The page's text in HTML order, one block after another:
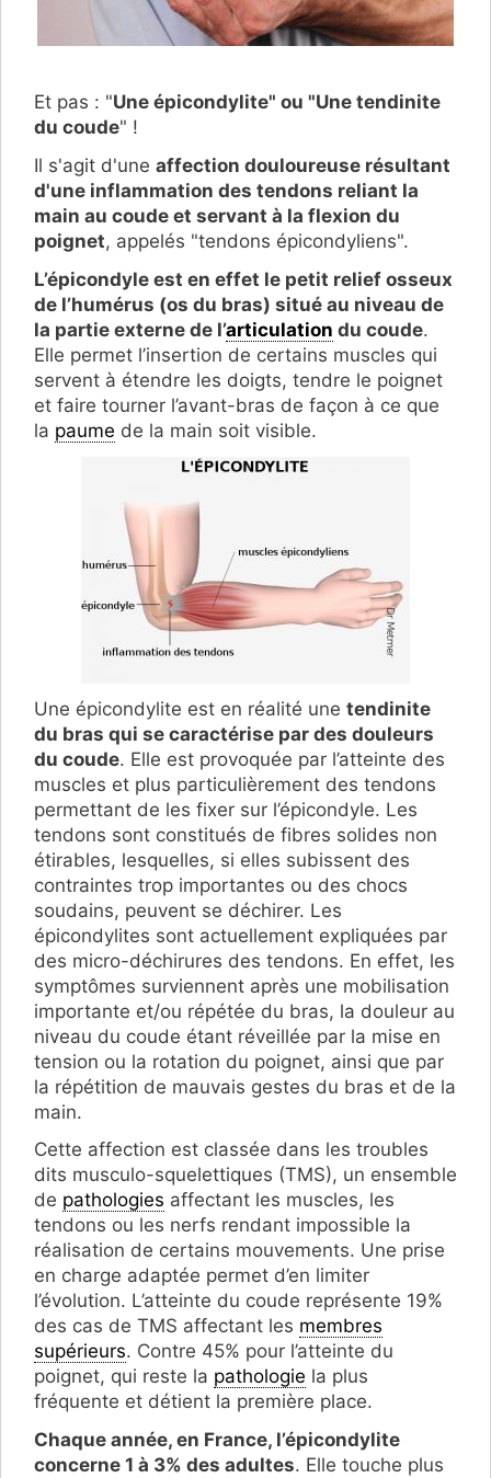
Et pas : "Une épicondylite" ou "Une tendinite
du coude" !
Il s'agit d'une affection douloureuse résultant
d'une inflammation des tendons reliant la
main au coude et servant à la flexion du
poignet, appelés "tendons épicondyliens".
L’épicondyle est en effet le petit relief osseux
de l’humérus (os du bras) situé au niveau de
la partie externe de l’articulation du coude.
Elle permet l’insertion de certains muscles qui
servent à étendre les doigts, tendre le poignet
et faire tourner l’avant-bras de façon à ce que
la paume de la main soit visible.
Une épicondylite est en réalité une tendinite
du bras qui se caractérise par des douleurs
du coude. Elle est provoquée par l’atteinte des
muscles et plus particulièrement des tendons
permettant de les fixer sur l’épicondyle. Les
tendons sont constitués de fibres solides non
étirables, lesquelles, si elles subissent des
contraintes trop importantes ou des chocs
soudains, peuvent se déchirer. Les
épicondylites sont actuellement expliquées par
des micro-déchirures des tendons. En effet, les
symptômes surviennent après une mobilisation
importante et/ou répétée du bras, la douleur au
niveau du coude étant réveillée par la mise en
tension ou la rotation du poignet, ainsi que par
la répétition de mauvais gestes du bras et de la
main.
Cette affection est classée dans les troubles
dits musculo-squelettiques (TMS), un ensemble
de pathologies affectant les muscles, les
tendons ou les nerfs rendant impossible la
réalisation de certains mouvements. Une prise
en charge adaptée permet d’en limiter
l’évolution. L’atteinte du coude représente 19%
des cas de TMS affectant les membres
supérieurs. Contre 45% pour l’atteinte du
poignet, qui reste la pathologie la plus
fréquente et détient la première place.
Chaque année, en France, l’épicondylite
concerne 1 à 3% des adultes. Elle touche plus